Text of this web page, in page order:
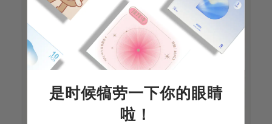
是时候犒劳一下你的眼睛
啦！